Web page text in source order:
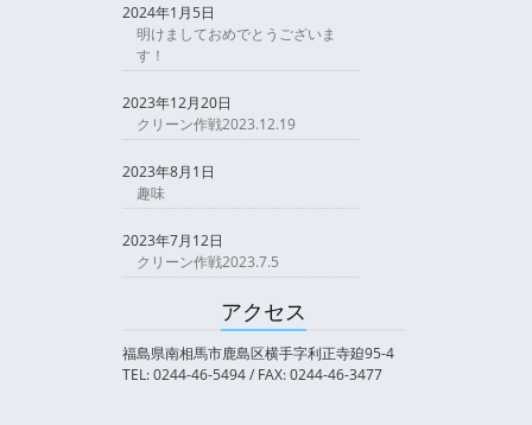
2024年1月5日
明けましておめでとうございま
す！
2023年12月20日
クリーン作戦2023.12.19
2023年8月1日
趣味
2023年7月12日
クリーン作戦2023.7.5
アクセス
福島県南相馬市鹿島区横手字利正寺廹95-4
TEL: 0244-46-5494 / FAX: 0244-46-3477